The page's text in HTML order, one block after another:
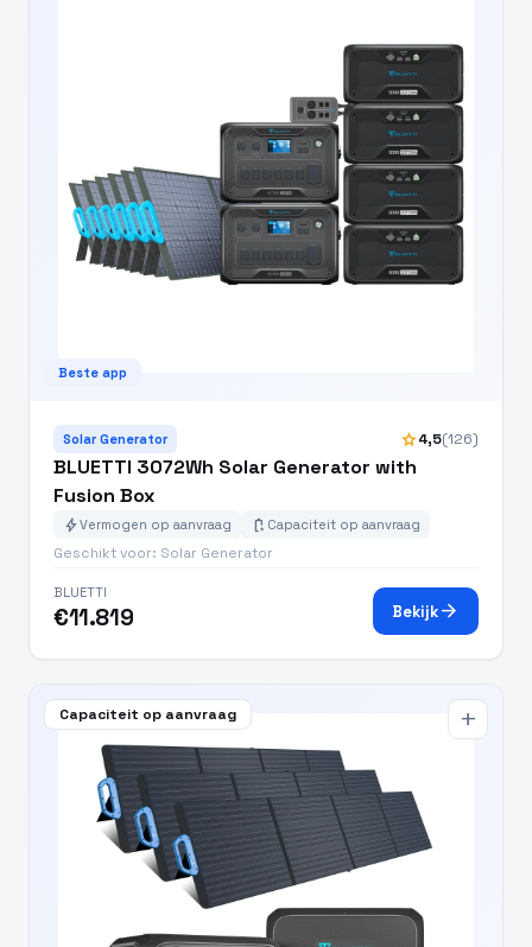
Beste app
Solar Generator star4,5(126)
BLUETTI 3072Wh Solar Generator with
Fusion Box
boltVermogen op aanvraag battery_charging_full Capaciteit op aanvraag
Geschikt voor: Solar Generator
BLUETTI
€11.819 Bekijkarrow_forward
Capaciteit op aanvraag add